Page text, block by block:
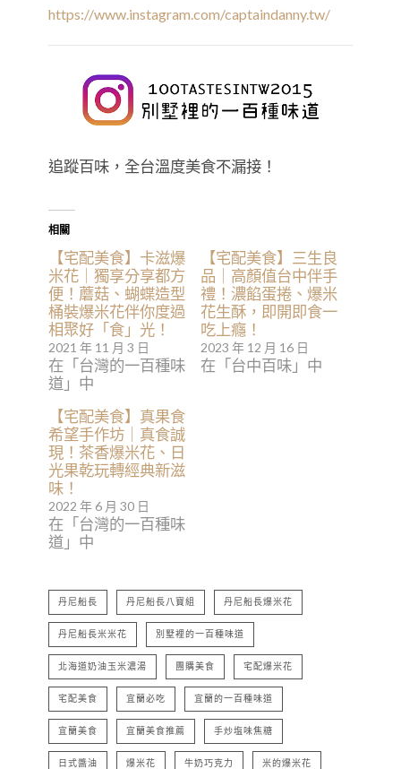
https://www.instagram.com/captaindanny.tw/
追蹤百味，全台溫度美食不漏接！
相關
【宅配美食】卡滋爆
米花｜獨享分享都方
便！蘑菇、蝴蝶造型
桶裝爆米花伴你度過
相聚好「食」光！
2021 年 11 月 3 日
在「台灣的一百種味
道」中
【宅配美食】三生良
品｜高顏值台中伴手
禮！濃餡蛋捲、爆米
花生酥，即開即食一
吃上癮！
2023 年 12 月 16 日
在「台中百味」中
【宅配美食】真果食
希望手作坊｜真食誠
現！茶香爆米花、日
光果乾玩轉經典新滋
味！
2022 年 6 月 30 日
在「台灣的一百種味
道」中
丹尼船長 丹尼船長八寶組 丹尼船長爆米花
丹尼船長米米花 別墅裡的一百種味道
北海道奶油玉米濃湯 團購美食 宅配爆米花
宅配美食 宜蘭必吃 宜蘭的一百種味道
宜蘭美食 宜蘭美食推薦 手炒塩味焦糖
日式醬油 爆米花 牛奶巧克力 米的爆米花